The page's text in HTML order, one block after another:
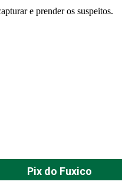
e prender os suspeitos.
Pix do Fuxico